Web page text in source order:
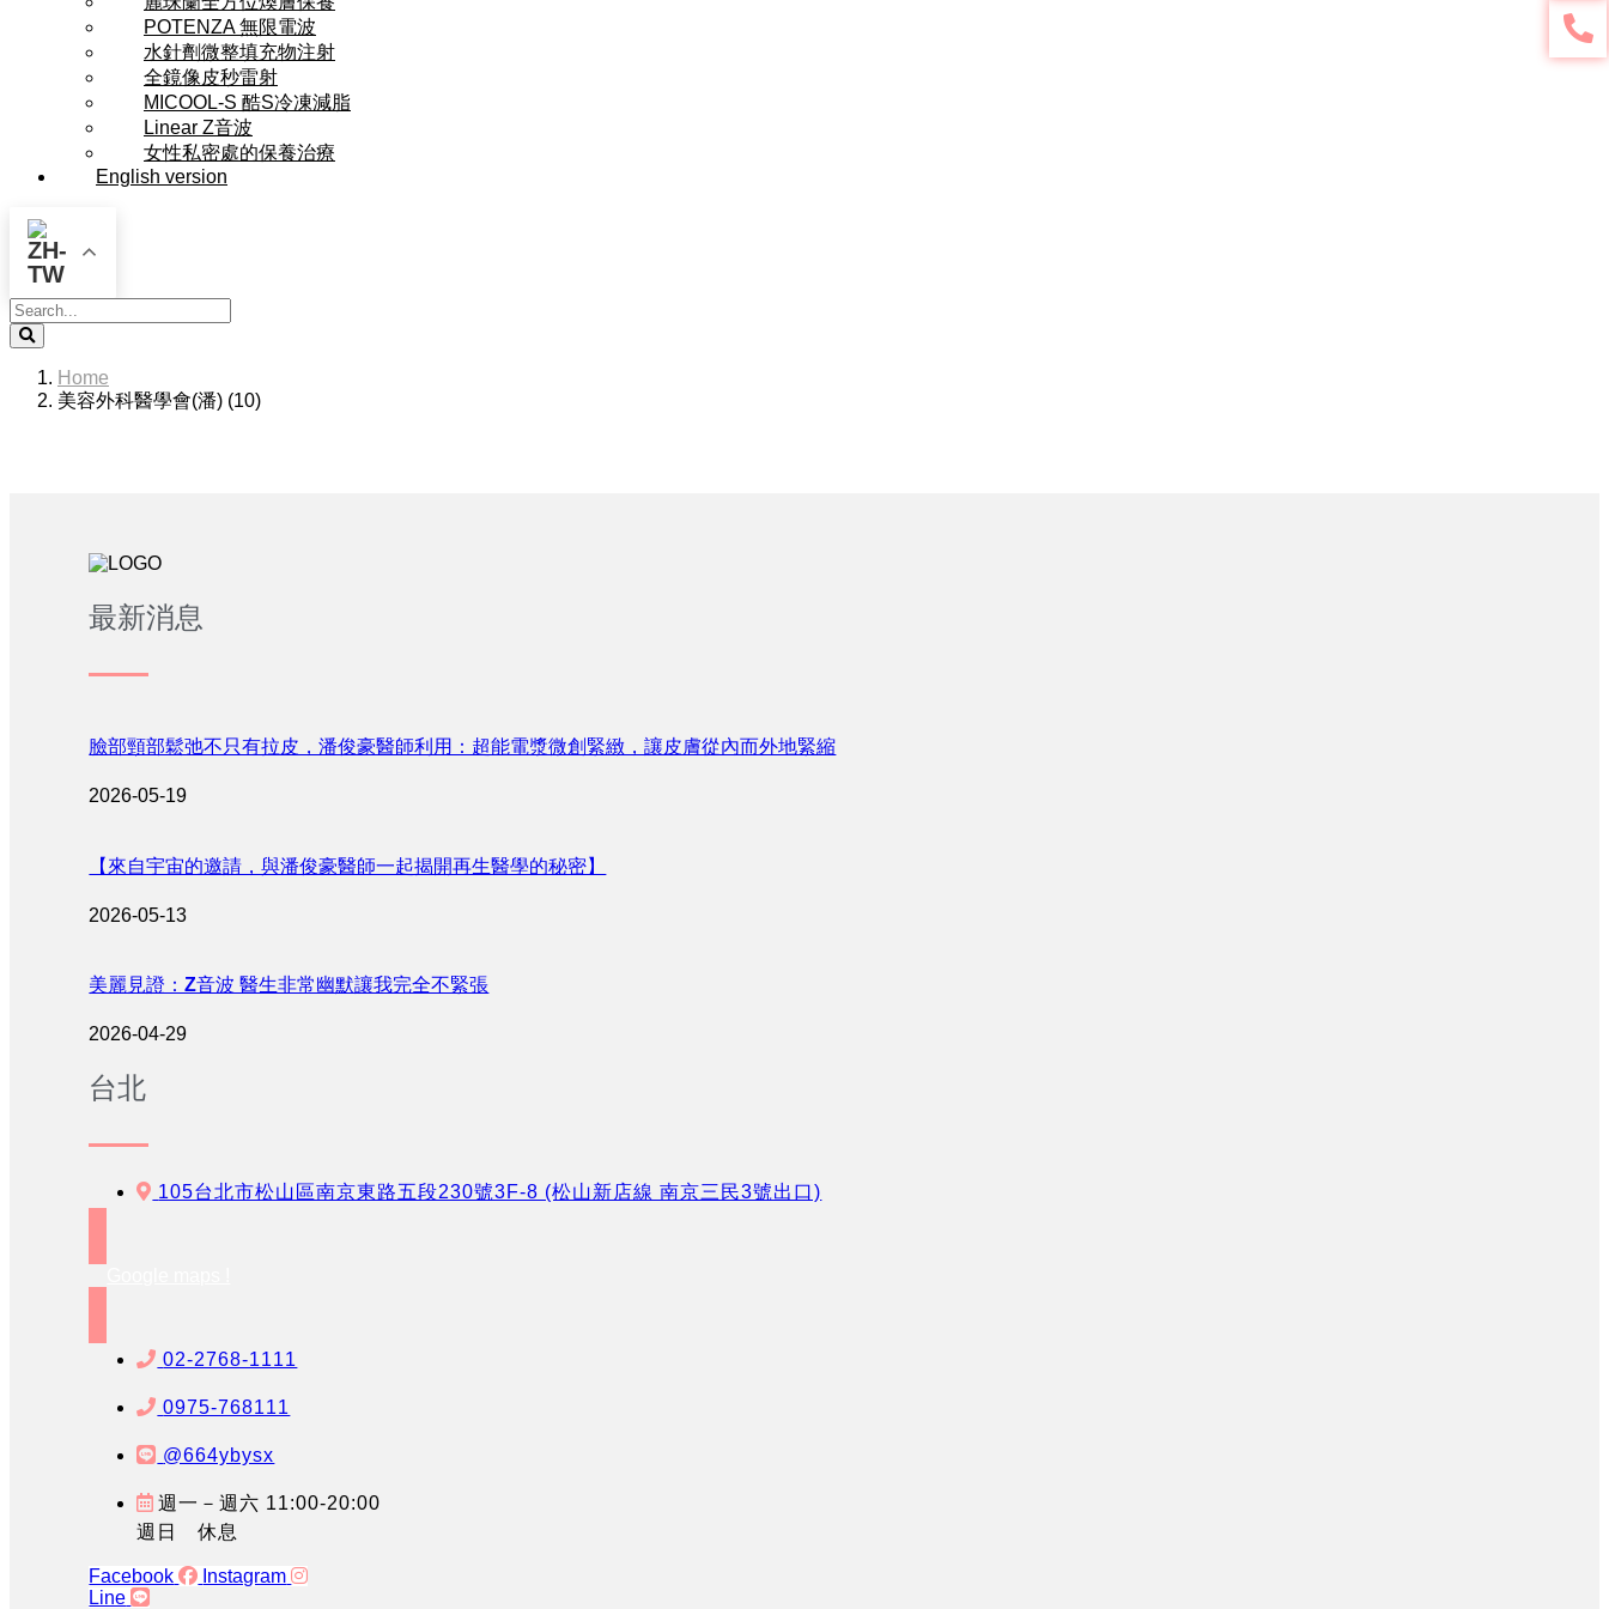
POTENZA 無限電波
水針劑微整填充物注射
全鏡像皮秒雷射
MICOOL-S 酷S冷凍減脂
Linear Z音波
女性私密處的保養治療
English version
Search
Home
美容外科醫學會(潘) (10)
最新消息
臉部頸部鬆弛不只有拉皮，潘俊豪醫師利用：超能電漿微創緊緻，讓皮膚從內而外地緊縮
2026-05-19
【來自宇宙的邀請，與潘俊豪醫師一起揭開再生醫學的秘密】
2026-05-13
美麗見證：Z音波 醫生非常幽默讓我完全不緊張
2026-04-29
台北
105台北市松山區南京東路五段230號3F-8 (松山新店線 南京三民3號出口)
02-2768-1111
0975-768111
@664ybysx
週一－週六 11:00-20:00
週日 休息
Facebook
Instagram
Line